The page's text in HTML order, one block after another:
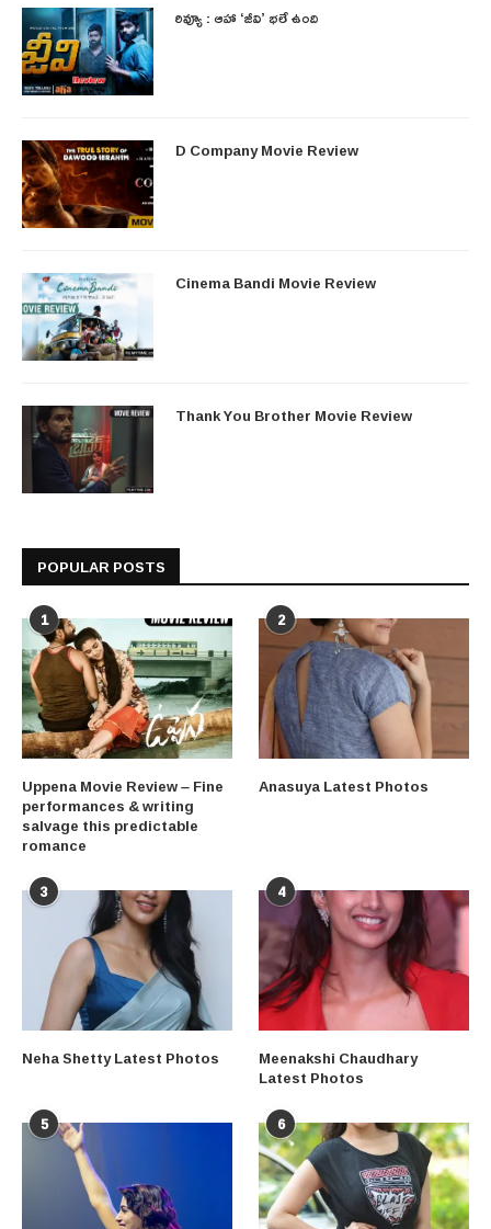
రివ్యూ : ఆహా ‘జీవి’ భలే ఉంది
D Company Movie Review
Cinema Bandi Movie Review
Thank You Brother Movie Review
POPULAR POSTS
1
Uppena Movie Review – Fine
performances & writing
salvage this predictable
romance
2
Anasuya Latest Photos
3
Neha Shetty Latest Photos
4
Meenakshi Chaudhary
Latest Photos
5 6